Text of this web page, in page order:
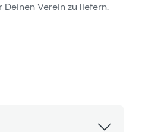
Verein zu liefern.